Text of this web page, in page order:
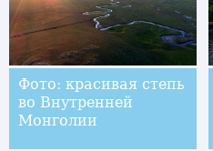
Фото: красивая степь
во Внутренней
Монголии